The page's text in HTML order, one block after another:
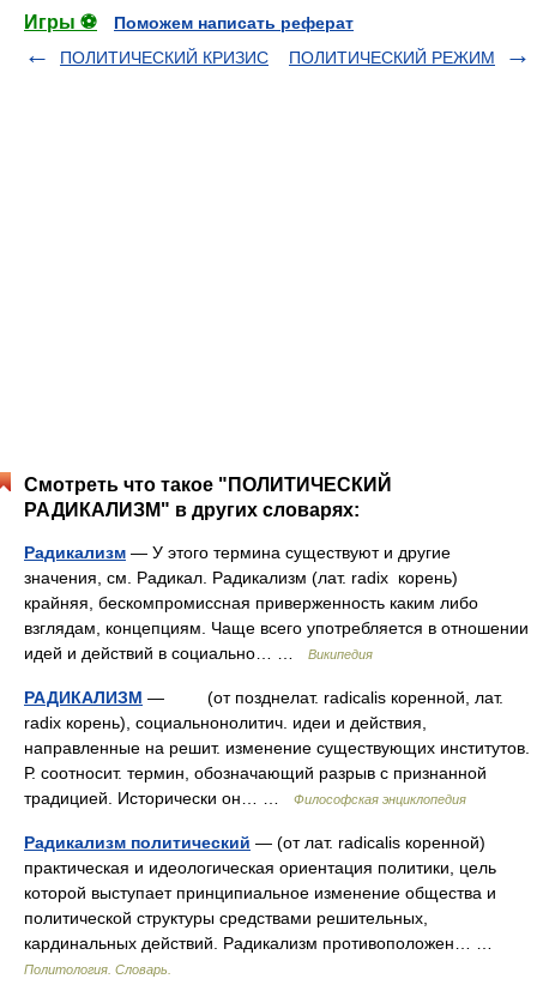
Игры ⚽
Поможем написать реферат
ПОЛИТИЧЕСКИЙ КРИЗИС
ПОЛИТИЧЕСКИЙ РЕЖИМ
Смотреть что такое "ПОЛИТИЧЕСКИЙ
РАДИКАЛИЗМ" в других словарях:
Радикализм — У этого термина существуют и другие
значения, см. Радикал. Радикализм (лат. radix корень)
крайняя, бескомпромиссная приверженность каким либо
взглядам, концепциям. Чаще всего употребляется в отношении
идей и действий в социально… …
Википедия
РАДИКАЛИЗМ — (от позднелат. radicalis коренной, лат.
radix корень), социальнонолитич. идеи и действия,
направленные на решит. изменение существующих институтов.
Р. соотносит. термин, обозначающий разрыв с признанной
традицией. Исторически он… …
Философская энциклопедия
Радикализм политический — (от лат. radicalis коренной)
практическая и идеологическая ориентация политики, цель
которой выступает принципи­альное изменение общества и
политической структуры средствами реши­тельных,
кардинальных действий. Радикализм противоположен… …
Политология. Словарь.